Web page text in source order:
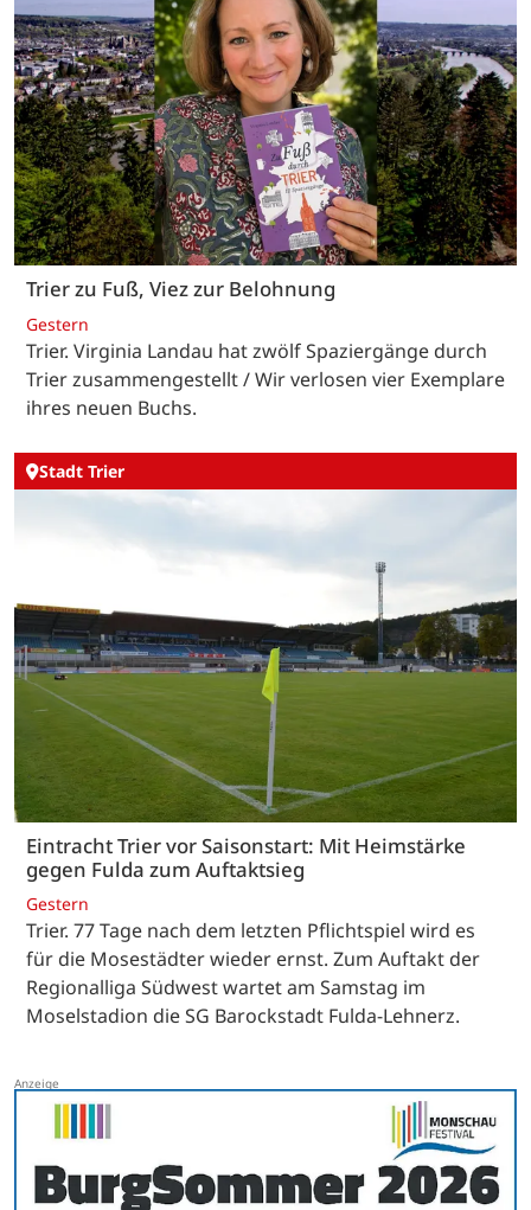
Trier zu Fuß, Viez zur Belohnung
Gestern
Trier. Virginia Landau hat zwölf Spaziergänge durch
Trier zusammengestellt / Wir verlosen vier Exemplare
ihres neuen Buchs.
Stadt Trier
Eintracht Trier vor Saisonstart: Mit Heimstärke
gegen Fulda zum Auftaktsieg
Gestern
Trier. 77 Tage nach dem letzten Pflichtspiel wird es
für die Mosestädter wieder ernst. Zum Auftakt der
Regionalliga Südwest wartet am Samstag im
Moselstadion die SG Barockstadt Fulda-Lehnerz.